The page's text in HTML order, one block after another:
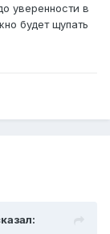
уверенности в
будет щупать